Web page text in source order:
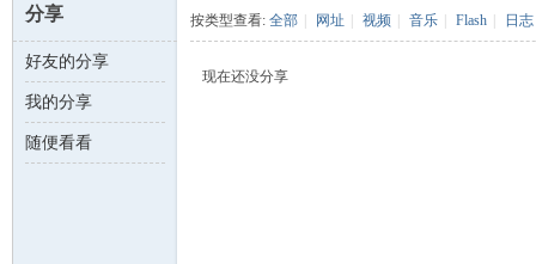
数 ›
分享
好友的分享
我的分享
随便看看
按类型查看: 全部 网址 视频 音乐 Flash 日志
现在还没分享